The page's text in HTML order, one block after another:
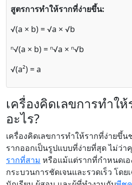
สูตรการทำให้รากที่ง่ายขึ้น:
√(a × b) = √a × √b
ⁿ√(a × b) = ⁿ√a × ⁿ√b
√(a²) = a
เครื่องคิดเลขการทำใ
อะไร?
เครื่องคิดเลขการทำให้รากที่ง่ายขึ้
รากออกเป็นรูปแบบที่ง่ายที่สุด ไม่ว่
รากที่สาม หรือแม้แต่รากที่กำหนดเ
กระบวนการชัดเจนและรวดเร็ว โดย